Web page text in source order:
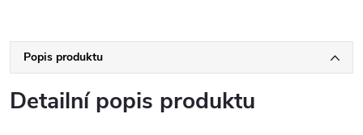
Popis produktu
Detailní popis produktu